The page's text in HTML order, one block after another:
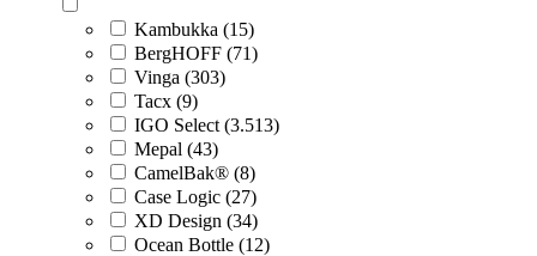
Kambukka (15)
BergHOFF (71)
Vinga (303)
Tacx (9)
IGO Select (3.513)
Mepal (43)
CamelBak® (8)
Case Logic (27)
XD Design (34)
Ocean Bottle (12)